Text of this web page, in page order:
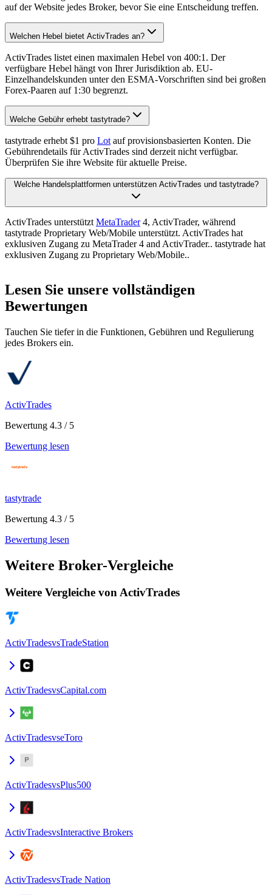
auf der Website jedes Broker, bevor Sie eine Entscheidung treffen.
Welchen Hebel bietet ActivTrades an?
ActivTrades listet einen maximalen Hebel von 400:1. Der
verfügbare Hebel hängt von Ihrer Jurisdiktion ab. EU-
Einzelhandelskunden unter den ESMA-Vorschriften sind bei großen
Forex-Paaren auf 1:30 begrenzt.
Welche Gebühr erhebt tastytrade?
tastytrade erhebt $1 pro Lot auf provisionsbasierten Konten. Die
Gebührendetails für ActivTrades sind derzeit nicht verfügbar.
Überprüfen Sie ihre Website für aktuelle Preise.
Welche Handelsplattformen unterstützen ActivTrades und tastytrade?
ActivTrades unterstützt MetaTrader4, ActivTrader, während
tastytrade Proprietary Web/Mobile unterstützt. ActivTrades hat
exklusiven Zugang zu MetaTrader 4 and ActivTrader.. tastytrade hat
exklusiven Zugang zu Proprietary Web/Mobile..
Lesen Sie unsere vollständigen
Bewertungen
Tauchen Sie tiefer in die Funktionen, Gebühren und Regulierung
jedes Brokers ein.
ActivTrades
Bewertung 4.3 / 5
Bewertung lesen
tastytrade
Bewertung 4.3 / 5
Bewertung lesen
Weitere Broker-Vergleiche
Weitere Vergleiche von ActivTrades
ActivTradesvsTradeStation
ActivTradesvsCapital.com
ActivTradesvseToro
ActivTradesvsPlus500
ActivTradesvsInteractive Brokers
ActivTradesvsTrade Nation